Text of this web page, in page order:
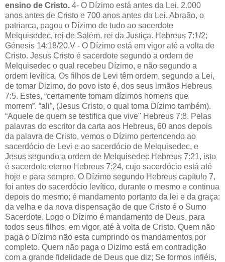
ensino de Cristo. 4- O Dízimo está antes da Lei. 2.000
anos antes de Cristo e 700 anos antes da Lei. Abraão, o
patriarca, pagou o Dízimo de tudo ao sacerdote
Melquisedec, rei de Salém, rei da Justiça. Hebreus 7:1/2;
Génesis 14:18/20.V - O Dízimo está em vigor até a volta de
Cristo. Jesus Cristo é sacerdote segundo a ordem de
Melquisedec o qual recebeu Dízimo, e não segundo a
ordem levítica. Os filhos de Levi têm ordem, segundo a Lei,
de tomar Dizimo, do povo isto é, dos seus irmãos Hebreus
7:5. Estes, “certamente tomam dízimos homens que
morrem”. “ali”, (Jesus Cristo, o qual toma Dízimo também).
“Aquele de quem se testifica que vive" Hebreus 7:8. Pelas
palavras do escritor da carta aos Hebreus, 60 anos depois
da palavra de Cristo, vemos o Dízimo pertencendo ao
sacerdócio de Levi e ao sacerdócio de Melquisedec, e
Jesus segundo a ordem de Melquisedec Hebreus 7:21, isto
é sacerdote eterno Hebreus 7:24, cujo sacerdócio está até
hoje e para sempre. O Dízimo segundo Hebreus capítulo 7,
foi antes do sacerdócio levítico, durante o mesmo e continua
depois do mesmo; é mandamento portanto da lei e da graça:
da velha e da nova dispensação de que Cristo é o Sumo
Sacerdote. Logo o Dízimo é mandamento de Deus, para
todos seus filhos, em vigor, até à volta de Cristo. Quem não
paga o Dízimo não esta cumprindo os mandamentos por
completo. Quem não paga o Dizimo está em contradição
com a grande fidelidade de Deus que diz; Se formos infiéis,